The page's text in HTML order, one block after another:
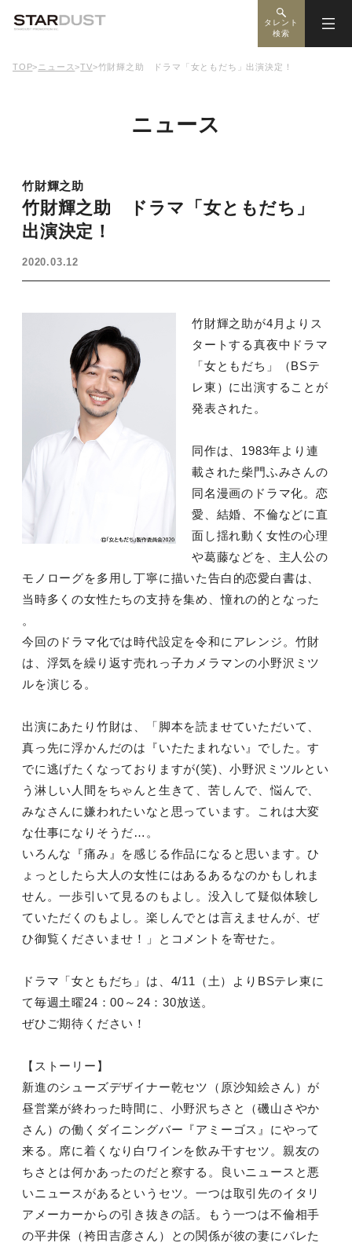
タレント
検索
TOP> ニュース>TV>竹財輝之助 ドラマ「女ともだち」出演決定！
ニュース
竹財輝之助
竹財輝之助 ドラマ「女ともだち」
出演決定！
2020.03.12
竹財輝之助が4月よりス
タートする真夜中ドラマ
「女ともだち」（BSテ
レ東）に出演することが
発表された。
同作は、1983年より連
載された柴門ふみさんの
同名漫画のドラマ化。恋
愛、結婚、不倫などに直
面し揺れ動く女性の心理
や葛藤などを、主人公の
モノローグを多用し丁寧に描いた告白的恋愛白書は、
当時多くの女性たちの支持を集め、憧れの的となった
。
今回のドラマ化では時代設定を令和にアレンジ。竹財
は、浮気を繰り返す売れっ子カメラマンの小野沢ミツ
ルを演じる。
出演にあたり竹財は、「脚本を読ませていただいて、
真っ先に浮かんだのは『いたたまれない』でした。す
でに逃げたくなっておりますが(笑)、小野沢ミツルとい
う淋しい人間をちゃんと生きて、苦しんで、悩んで、
みなさんに嫌われたいなと思っています。これは大変
な仕事になりそうだ…。
いろんな『痛み』を感じる作品になると思います。ひ
ょっとしたら大人の女性にはあるあるなのかもしれま
せん。一歩引いて見るのもよし。没入して疑似体験し
ていただくのもよし。楽しんでとは言えませんが、ぜ
ひ御覧くださいませ！」とコメントを寄せた。
ドラマ「女ともだち」は、4/11（土）よりBSテレ東に
て毎週土曜24：00～24：30放送。
ぜひご期待ください！
【ストーリー】
新進のシューズデザイナー乾セツ（原沙知絵さん）が
昼営業が終わった時間に、小野沢ちさと（磯山さやか
さん）の働くダイニングバー『アミーゴス』にやって
来る。席に着くなり白ワインを飲み干すセツ。親友の
ちさとは何かあったのだと察する。良いニュースと悪
いニュースがあるというセツ。一つは取引先のイタリ
アメーカーからの引き抜きの話。もう一つは不倫相手
の平井保（袴田吉彦さん）との関係が彼の妻にバレた